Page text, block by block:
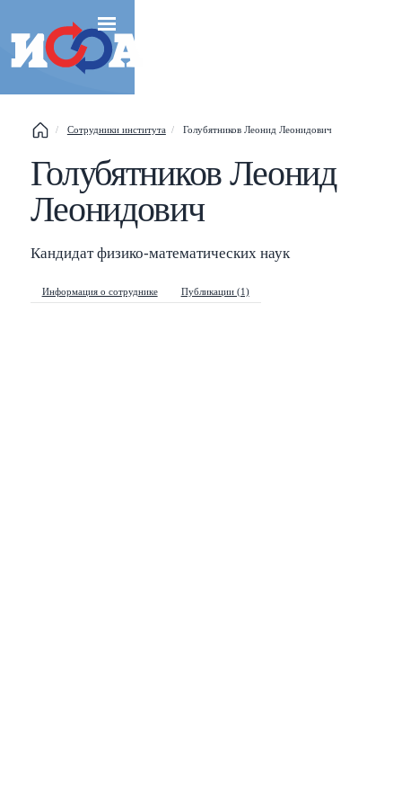
Сотрудники института Голубятников Леонид Леонидович
Голубятников Леонид
Леонидович
Кандидат физико-математических наук
Информация о сотруднике Публикации (1)
This help popup
Search popup /